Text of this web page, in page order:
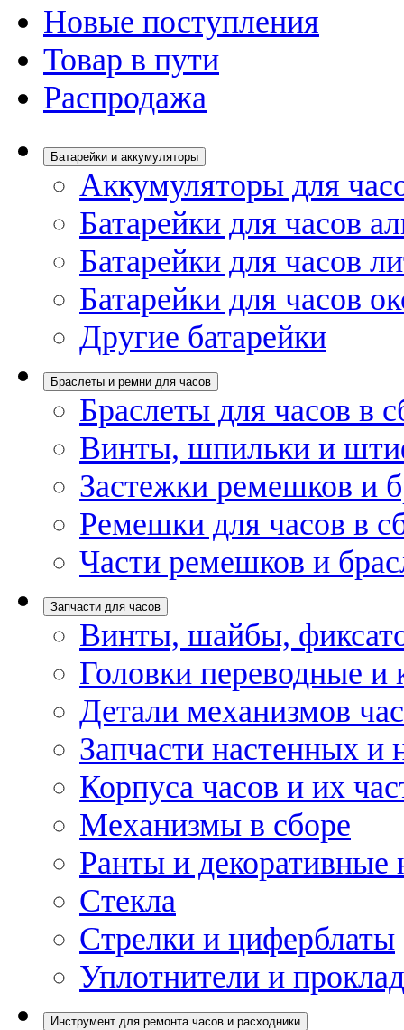
Новые поступления
Товар в пути
Распродажа
Батарейки и аккумуляторы
Аккумуляторы для
Батарейки для часов
Батарейки для часов
Батарейки для часов
Другие батарейки
Браслеты и ремни для часов
Браслеты для часов в
Винты, шпильки и
Застежки ремешков и
Ремешки для часов в
Части ремешков и
Запчасти для часов
Винты, шайбы,
Головки переводные и
Детали механизмов
Запчасти настенных и
Корпуса часов и их
Механизмы в сборе
Ранты и декоративные
Стекла
Стрелки и циферблаты
Уплотнители и
Инструмент для ремонта часов и расходники